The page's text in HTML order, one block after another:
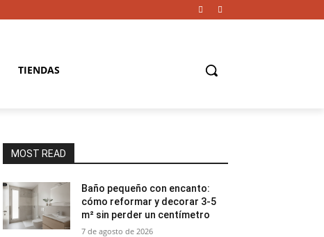
TIENDAS
MOST READ
Baño pequeño con encanto:
cómo reformar y decorar 3-5
m² sin perder un centímetro
7 de agosto de 2026